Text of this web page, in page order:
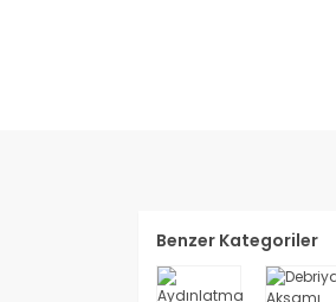
Benzer Kategoriler